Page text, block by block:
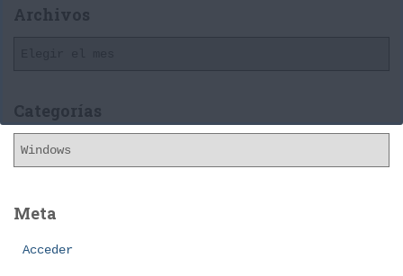
Archivos
h
i
o
Categorías
g
Meta
Acceder